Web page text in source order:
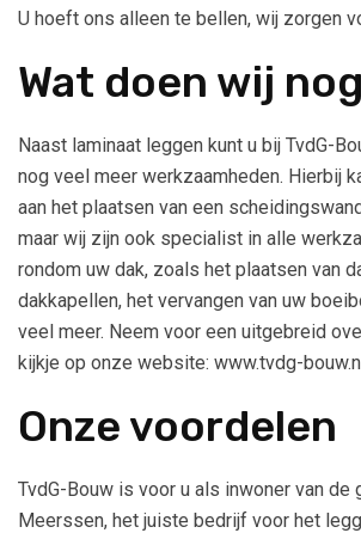
U hoeft ons alleen te bellen, wij zorgen
Wat doen wij
Naast laminaat leggen kunt u bij TvdG-
nog veel meer werkzaamheden. Hierbij
aan het plaatsen van een
maar wij zijn ook specialist in alle
rondom uw dak, zoals het plaatsen van
dakkapellen, het vervangen van uw
veel meer. Neem voor een uitgebreid
kijkje op onze website: www.tvdg-
Onze voordelen
TvdG-Bouw is voor u als inwoner van de
Meerssen, het juiste bedrijf voor het